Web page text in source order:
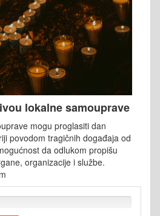
lokalne samouprave
mogu proglasiti dan
povodom tragičnih događaja od
da odlukom propišu
organizacije i službe.